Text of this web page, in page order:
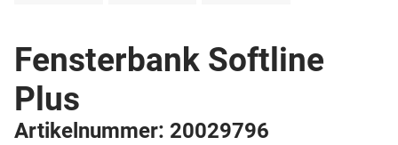
Fensterbank Softline
Plus
Artikelnummer: 20029796